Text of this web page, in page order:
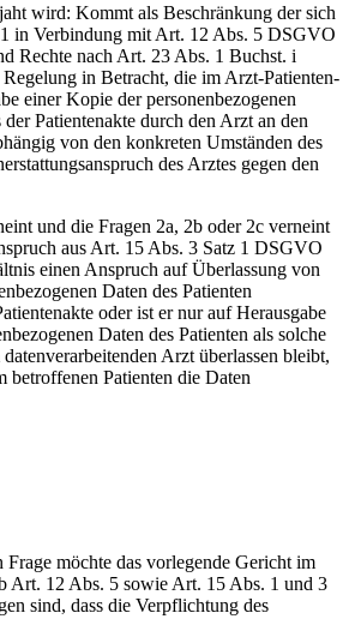
wird: Kommt als Beschränkung der sich
in Verbindung mit Art. 12 Abs. 5 DSGVO
Rechte nach Art. 23 Abs. 1 Buchst. i
in Betracht, die im Arzt-Patienten-
einer Kopie der personenbezogenen
der Patientenakte durch den Arzt an den
von den konkreten Umständen des
des Arztes gegen den
und die Fragen 2a, 2b oder 2c verneint
aus Art. 15 Abs. 3 Satz 1 DSGVO
einen Anspruch auf Überlassung von
Daten des Patienten
oder ist er nur auf Herausgabe
Daten des Patienten als solche
Arzt überlassen bleibt,
betroffenen Patienten die Daten
möchte das vorlegende Gericht im
Art. 12 Abs. 5 sowie Art. 15 Abs. 1 und 3
sind, dass die Verpflichtung des